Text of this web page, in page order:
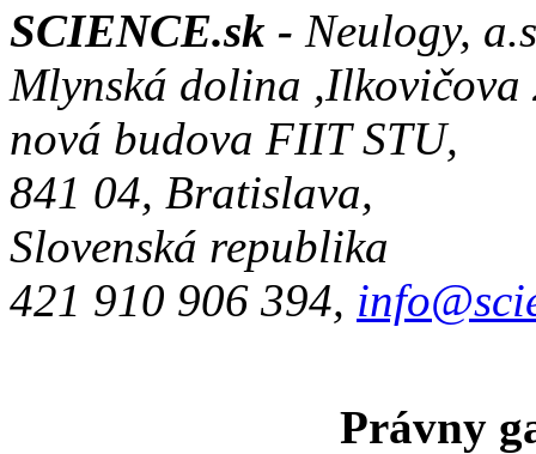
SCIENCE.sk - Neulogy,
Mlynská dolina ,Ilkovičova
nová budova FIIT STU,
841 04, Bratislava,
Slovenská republika
421 910 906 394,
Právny